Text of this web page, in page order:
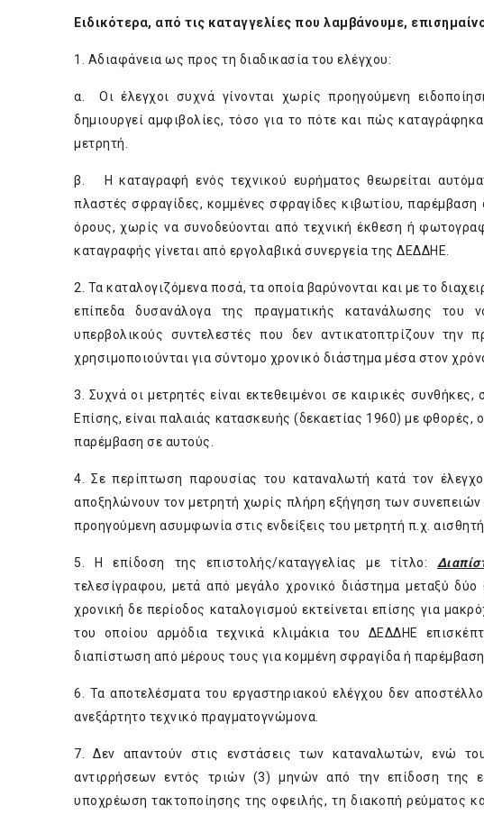
Ειδικότερα, από τις καταγγελίες που λαμβάνουμε,
1. Αδιαφάνεια ως προς τη διαδικασία του ελέγχου:
α. Oι έλεγχοι συχνά γίνονται χωρίς προηγούμενη
δημιουργεί αμφιβολίες, τόσο για το πότε και πώς
μετρητή.
β. H καταγραφή ενός τεχνικού ευρήματος θεωρείται
πλαστές σφραγίδες, κομμένες σφραγίδες κιβωτίου, παρέμβαση
όρους, χωρίς να συνοδεύονται από τεχνική έκθεση ή
καταγραφής γίνεται από εργολαβικά συνεργεία της ΔΕΔΔΗΕ.
2. Τα καταλογιζόμενα ποσά, τα οποία βαρύνονται και με το
επίπεδα δυσανάλογα της πραγματικής κατανάλωσης του
υπερβολικούς συντελεστές που δεν αντικατοπτρίζουν την
χρησιμοποιούνται για σύντομο χρονικό διάστημα μέσα στον
3. Συχνά οι μετρητές είναι εκτεθειμένοι σε καιρικές
Επίσης, είναι παλαιάς κατασκευής (δεκαετίας 1960) με
παρέμβαση σε αυτούς.
4. Σε περίπτωση παρουσίας του καταναλωτή κατά τον
αποξηλώνουν τον μετρητή χωρίς πλήρη εξήγηση των
προηγούμενη ασυμφωνία στις ενδείξεις του μετρητή π.χ.
5. Η επίδοση της επιστολής/καταγγελίας με τίτλο:
τελεσίγραφου, μετά από μεγάλο χρονικό διάστημα μεταξύ
χρονική δε περίοδος καταλογισμού εκτείνεται επίσης για
του οποίου αρμόδια τεχνικά κλιμάκια του ΔΕΔΔΗΕ
διαπίστωση από μέρους τους για κομμένη σφραγίδα ή
6. Τα αποτελέσματα του εργαστηριακού ελέγχου δεν
ανεξάρτητο τεχνικό πραγματογνώμονα.
7. Δεν απαντούν στις ενστάσεις των καταναλωτών, ενώ
αντιρρήσεων εντός τριών (3) μηνών από την επίδοση της
υποχρέωση τακτοποίησης της οφειλής, τη διακοπή ρεύματος